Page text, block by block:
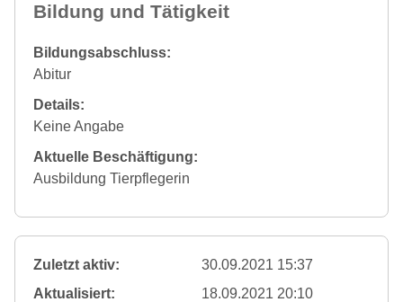
Bildung und Tätigkeit
Bildungsabschluss:
Abitur
Details:
Keine Angabe
Aktuelle Beschäftigung:
Ausbildung Tierpflegerin
Zuletzt aktiv:
30.09.2021 15:37
Aktualisiert:
18.09.2021 20:10